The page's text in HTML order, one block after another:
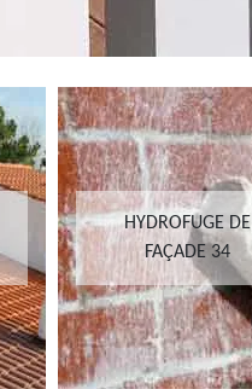
HYDROFUGE DE
FAÇADE 34